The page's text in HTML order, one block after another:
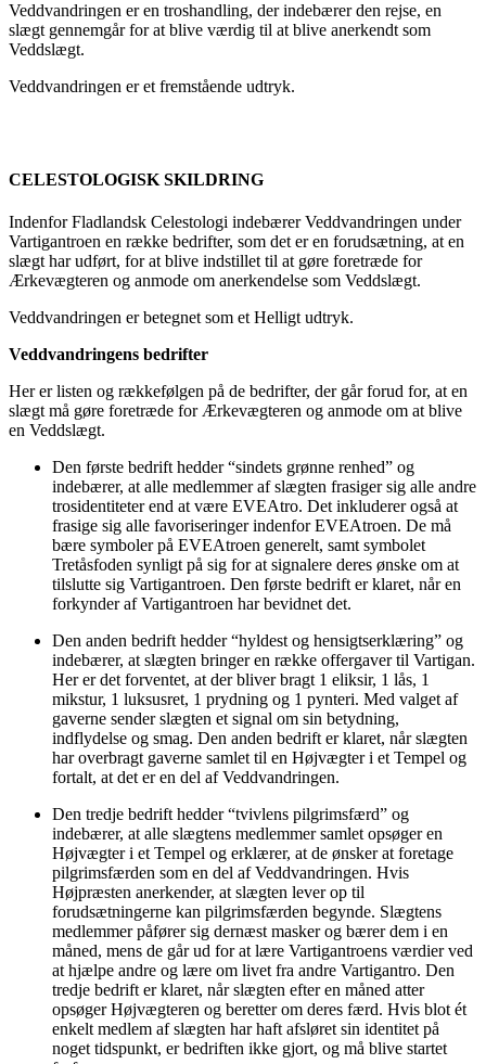
Veddvandringen er en troshandling, der indebærer den rejse, en
slægt gennemgår for at blive værdig til at blive anerkendt som
Veddslægt.
Veddvandringen er et fremstående udtryk.
CELESTOLOGISK SKILDRING
Indenfor Fladlandsk Celestologi indebærer Veddvandringen under
Vartigantroen en række bedrifter, som det er en forudsætning, at en
slægt har udført, for at blive indstillet til at gøre foretræde for
Ærkevægteren og anmode om anerkendelse som Veddslægt.
Veddvandringen er betegnet som et Helligt udtryk.
Veddvandringens bedrifter
Her er listen og rækkefølgen på de bedrifter, der går forud for, at en
slægt må gøre foretræde for Ærkevægteren og anmode om at blive
en Veddslægt.
Den første bedrift hedder “sindets grønne renhed” og
indebærer, at alle medlemmer af slægten frasiger sig alle andre
trosidentiteter end at være EVEAtro. Det inkluderer også at
frasige sig alle favoriseringer indenfor EVEAtroen. De må
bære symboler på EVEAtroen generelt, samt symbolet
Tretåsfoden synligt på sig for at signalere deres ønske om at
tilslutte sig Vartigantroen. Den første bedrift er klaret, når en
forkynder af Vartigantroen har bevidnet det.
Den anden bedrift hedder “hyldest og hensigtserklæring” og
indebærer, at slægten bringer en række offergaver til Vartigan.
Her er det forventet, at der bliver bragt 1 eliksir, 1 lås, 1
mikstur, 1 luksusret, 1 prydning og 1 pynteri. Med valget af
gaverne sender slægten et signal om sin betydning,
indflydelse og smag. Den anden bedrift er klaret, når slægten
har overbragt gaverne samlet til en Højvægter i et Tempel og
fortalt, at det er en del af Veddvandringen.
Den tredje bedrift hedder “tvivlens pilgrimsfærd” og
indebærer, at alle slægtens medlemmer samlet opsøger en
Højvægter i et Tempel og erklærer, at de ønsker at foretage
pilgrimsfærden som en del af Veddvandringen. Hvis
Højpræsten anerkender, at slægten lever op til
forudsætningerne kan pilgrimsfærden begynde. Slægtens
medlemmer påfører sig dernæst masker og bærer dem i en
måned, mens de går ud for at lære Vartigantroens værdier ved
at hjælpe andre og lære om livet fra andre Vartigantro. Den
tredje bedrift er klaret, når slægten efter en måned atter
opsøger Højvægteren og beretter om deres færd. Hvis blot ét
enkelt medlem af slægten har haft afsløret sin identitet på
noget tidspunkt, er bedriften ikke gjort, og må blive startet